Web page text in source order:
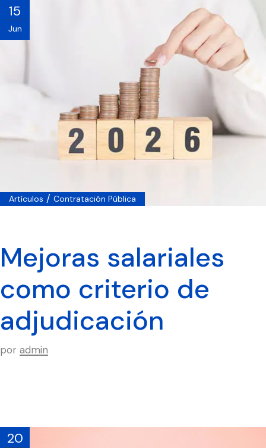
15
Jun
Artículos / Contratación Pública
Mejoras salariales
como criterio de
adjudicación
por admin
20